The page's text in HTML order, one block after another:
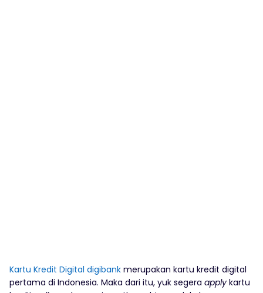
Kartu Kredit Digital digibank merupakan kartu kredit digital
pertama di Indonesia. Maka dari itu, yuk segera applykartu